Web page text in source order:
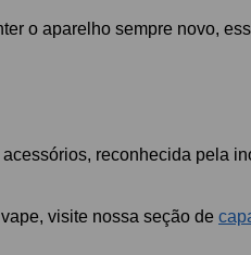
o aparelho sempre novo,
reconhecida pela
visite nossa seção de